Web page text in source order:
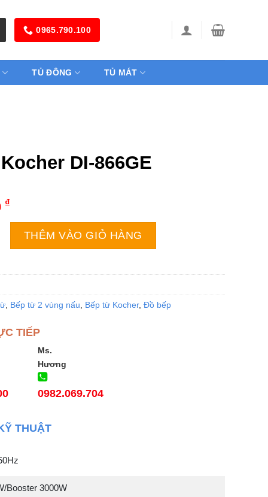
0965.790.100
TỦ ĐÔNG TỦ MÁT
DI-866GE
₫
DI-866GE số lượng
THÊM VÀO GIỎ HÀNG
, Bếp từ 2 vùng nấu Bếp từ Kocher, Đồ bếp
TIẾP
Ms.
Hương
0982.069.704
THUẬT
Booster 3000W